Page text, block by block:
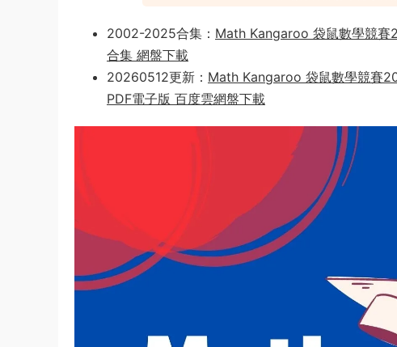
2002-2025合集： Math Kangaroo 袋鼠數學競
合集 網盤下載
20260512更新： Math Kangaroo 袋鼠數學競賽
PDF電子版 百度雲網盤下載